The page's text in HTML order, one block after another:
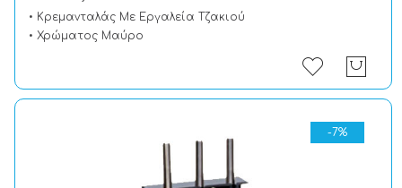
• Κρεμανταλάς Με Εργαλεία Τζακιού
• Χρώματος Μαύρο
-7%